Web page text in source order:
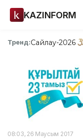
KAZINFORM
Тренд:Сайлау-2026
08:03, 26 Маусым 2017